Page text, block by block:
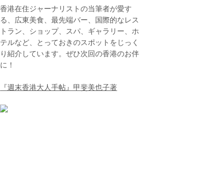
香港在住ジャーナリストの当筆者が愛す
る、広東美食、最先端バー、国際的なレス
トラン、ショップ、スパ、ギャラリー、ホ
テルなど、とっておきのスポットをじっく
り紹介しています。ぜひ次回の香港のお伴
に！
『週末香港大人手帖』甲斐美也子著